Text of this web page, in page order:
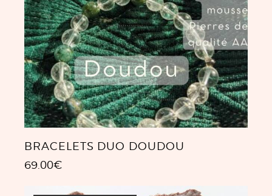
BRACELETS DUO DOUDOU
69.00€